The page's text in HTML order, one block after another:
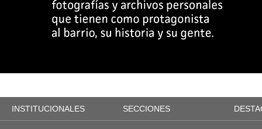
INSTITUCIONALES SECCIONES